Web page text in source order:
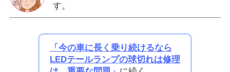
す。
「今の車に長く乗り続けるなら
LEDテールランプの球切れは修理